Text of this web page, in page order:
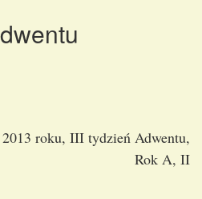
roku, III tydzień Adwentu,
Rok A, II